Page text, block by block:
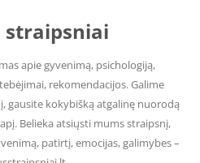
straipsniai
apie gyvenimą, psichologiją,
rekomendacijos. Galime
gausite kokybišką atgalinę nuorodą
Belieka atsiųsti mums straipsnį,
patirtį, emocijas, galimybes –